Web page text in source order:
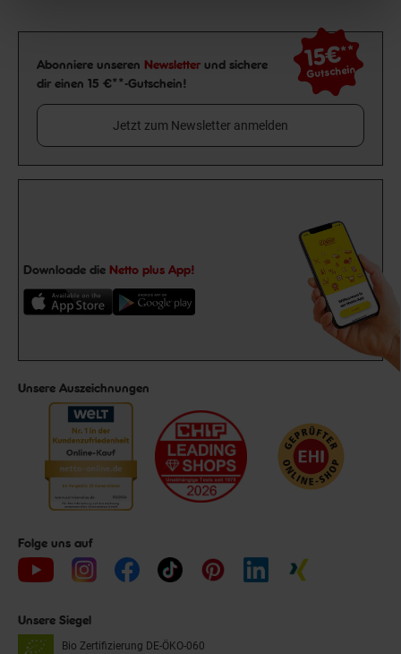
Newsletter Anmeldung
Abonniere unseren Newsletter und sichere
dir einen 15 €**-Gutschein!
15€**
Gutschein
Jetzt zum Newsletter anmelden
Downloade die Netto plus App!
Unsere Auszeichnungen
Folge uns auf
Unsere Siegel
Bio Zertifizierung DE-ÖKO-060